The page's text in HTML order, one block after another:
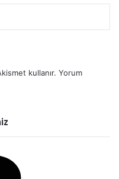
kullanır. Yorum